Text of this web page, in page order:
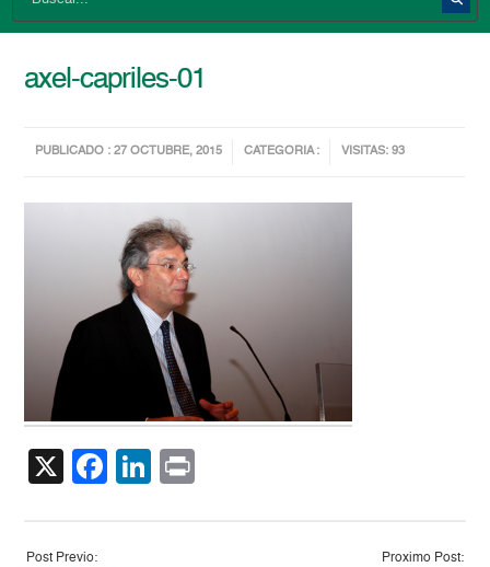
axel-capriles-01
PUBLICADO : 27 OCTUBRE, 2015 CATEGORIA : VISITAS: 93
X Facebook
LinkedIn
Post Previo: Proximo Post: